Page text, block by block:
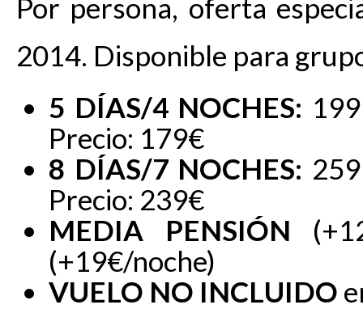
Por persona, oferta
2014. Disponible para
5 DÍAS/4 NOCHES:
Precio: 179€
8 DÍAS/7 NOCHES:
Precio: 239€
MEDIA PENSIÓN
(+19€/noche)
VUELO NO INCLUIDO